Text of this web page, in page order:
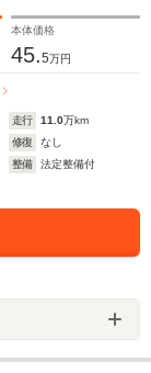
本体価格
45.5万円
走行 11.0万km
修復
なし
整備
法定整備付